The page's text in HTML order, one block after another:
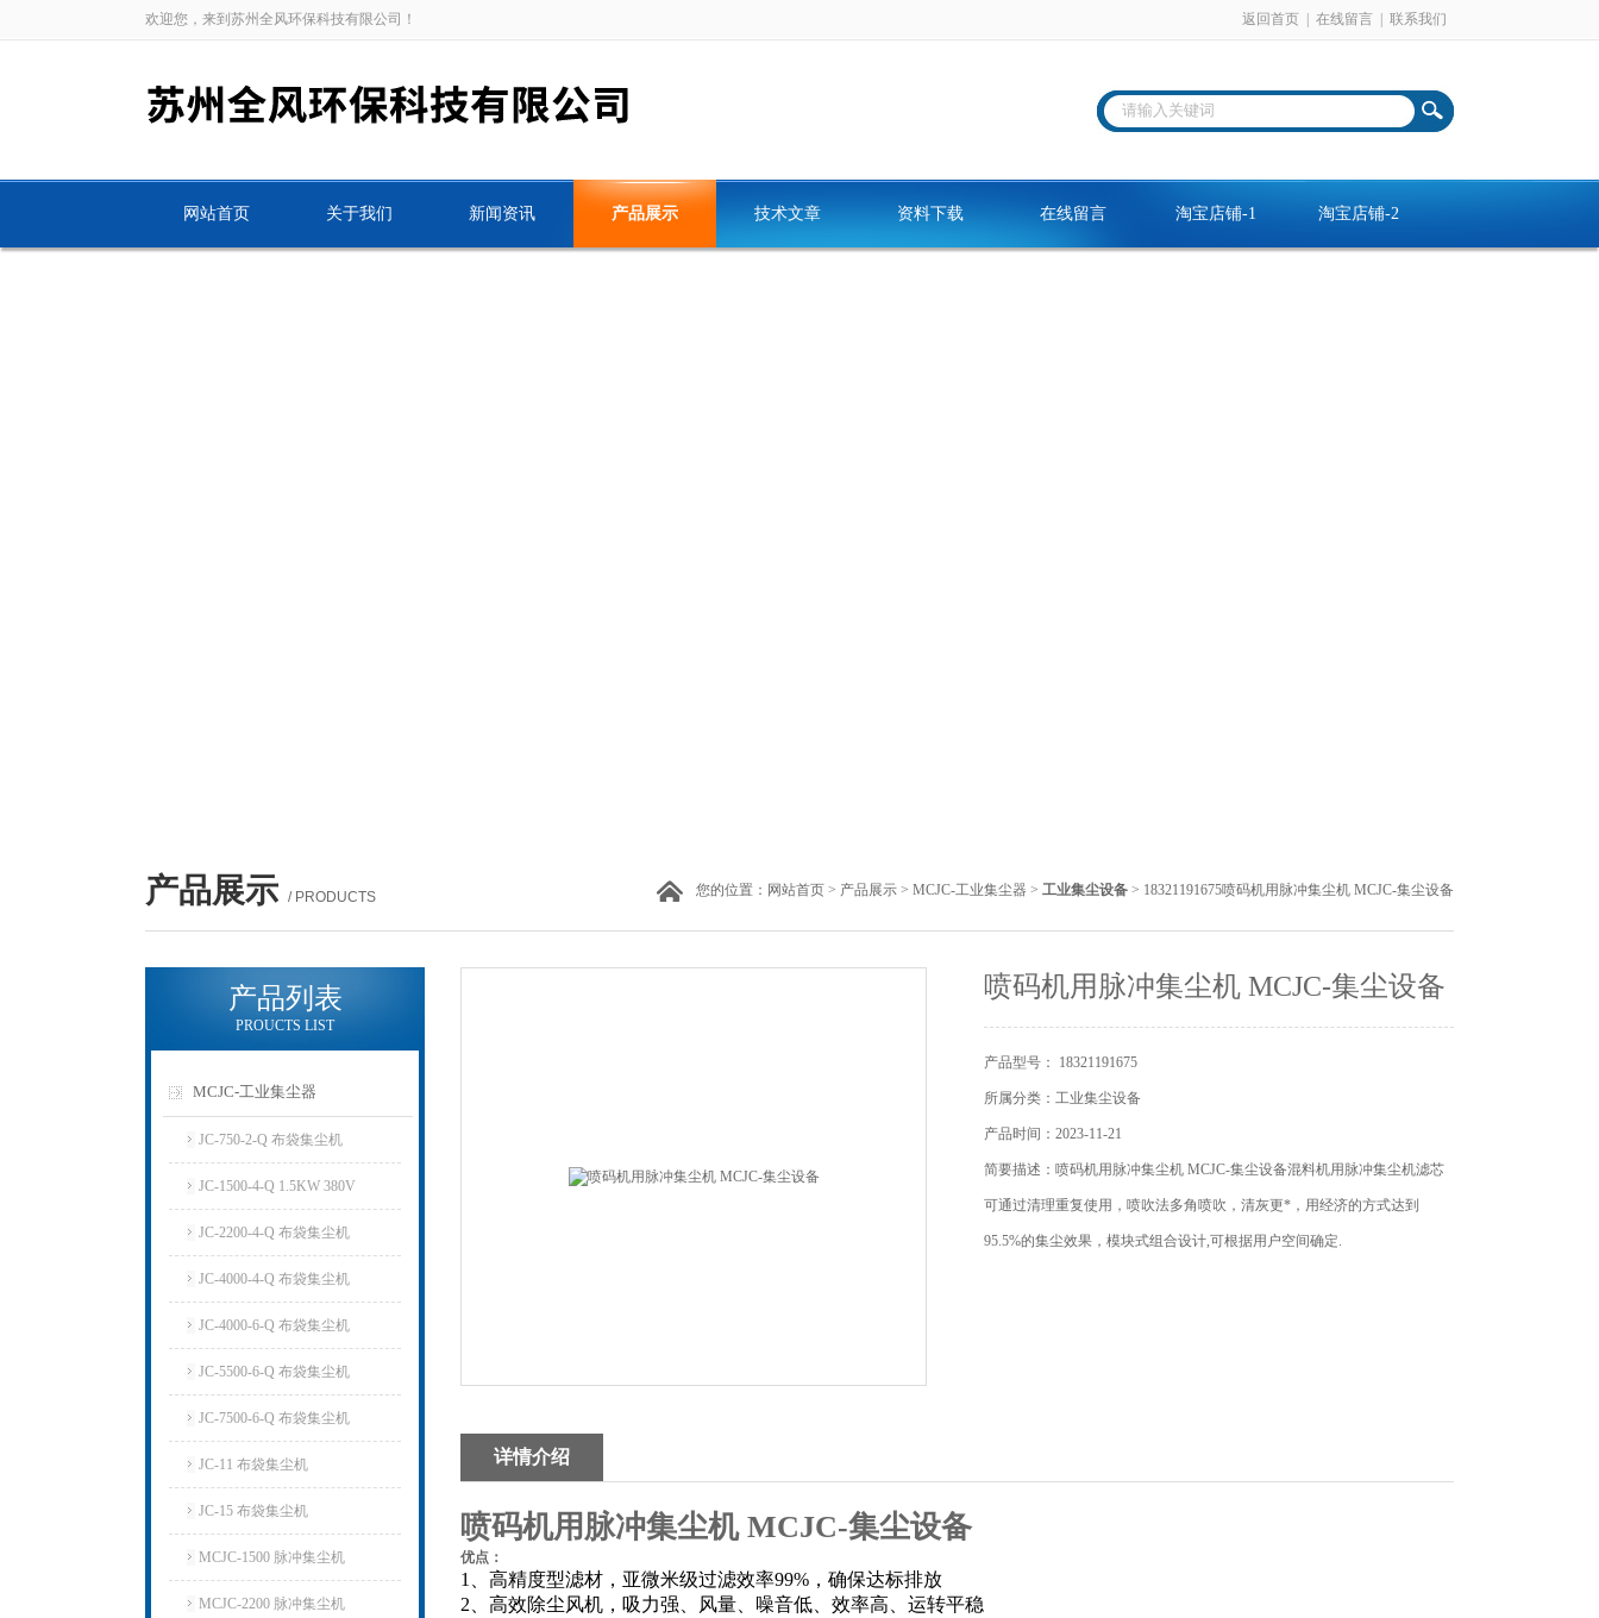
欢迎您，来到苏州全风环保科技有限公司！ 返回首页 在线留言 联系我们
网站首页 关于我们 新闻资讯 产品展示 技术文章 资料下载 在线留言 淘宝店铺-1 淘宝店铺-2
产品展示 / PRODUCTS 您的位置： 网站首页 > 产品展示 > MCJC-工业集尘器 > 工业集尘设备 > 18321191675喷码机用脉冲集尘机 MCJC-集尘设备
产品列表
PROUCTS LIST
MCJC-工业集尘器
JC-750-2-Q 布袋集尘机
JC-1500-4-Q 1.5KW 380V
JC-2200-4-Q 布袋集尘机
JC-4000-4-Q 布袋集尘机
JC-4000-6-Q 布袋集尘机
JC-5500-6-Q 布袋集尘机
JC-7500-6-Q 布袋集尘机
JC-11 布袋集尘机
JC-15 布袋集尘机
MCJC-1500 脉冲集尘机
MCJC-2200 脉冲集尘机
喷码机用脉冲集尘机 MCJC-集尘设备
产品型号： 18321191675
所属分类：工业集尘设备
产品时间：2023-11-21
简要描述：喷码机用脉冲集尘机 MCJC-集尘设备混料机用脉冲集尘机滤芯
可通过清理重复使用，喷吹法多角喷吹，清灰更*，用经济的方式达到
95.5%的集尘效果，模块式组合设计,可根据用户空间确定.
详情介绍
喷码机用脉冲集尘机 MCJC-集尘设备
优点：
1、高精度型滤材，亚微米级过滤效率99%，确保达标排放
2、高效除尘风机，吸力强、风量、噪音低、效率高、运转平稳